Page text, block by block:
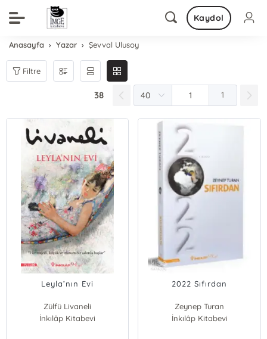
Kaydol
Anasayfa Yazar Şevval Ulusoy
Filtre
38 1
Leyla’nın Evi
Zülfü Livaneli
İnkılâp Kitabevi
2022 Sıfırdan
Zeynep Turan
İnkılâp Kitabevi